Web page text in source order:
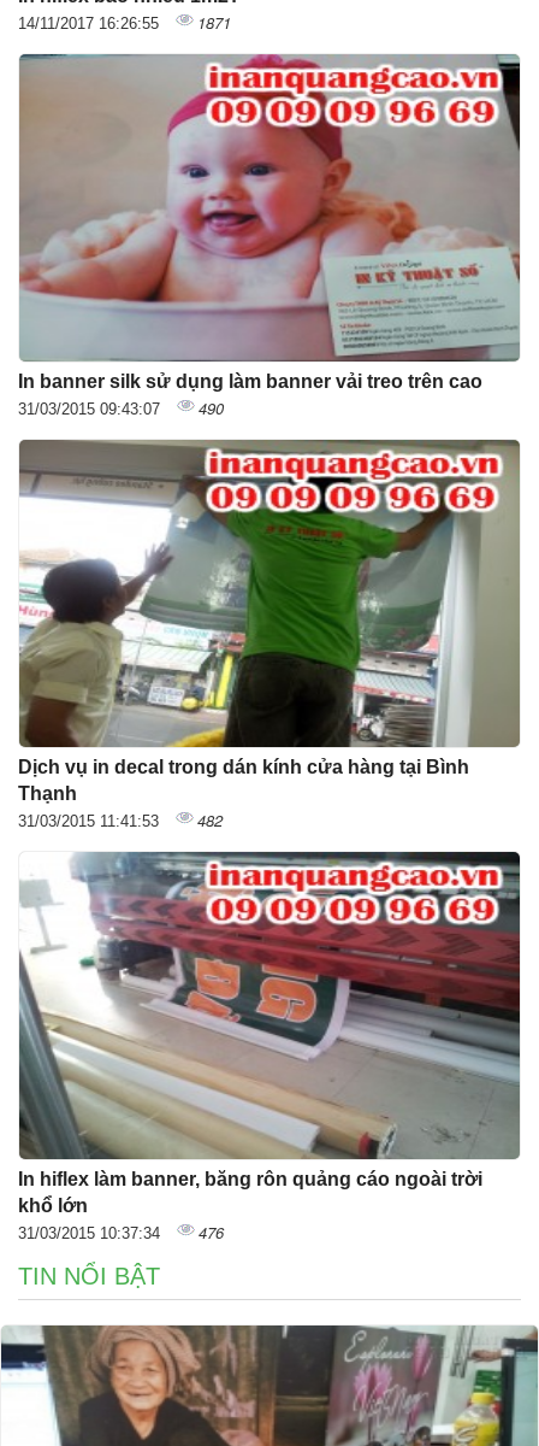
14/11/2017 16:26:55 1871
In banner silk sử dụng làm banner vải treo trên cao
31/03/2015 09:43:07 490
Dịch vụ in decal trong dán kính cửa hàng tại Bình
Thạnh
31/03/2015 11:41:53 482
In hiflex làm banner, băng rôn quảng cáo ngoài trời
khổ lớn
31/03/2015 10:37:34 476
TIN NỔI BẬT